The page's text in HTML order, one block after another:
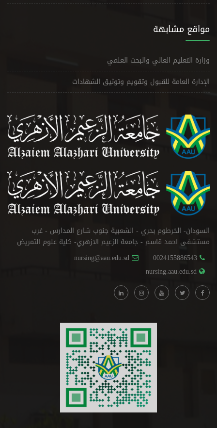
مواقع مشابهة
وزارة التعليم العالي والبحث العلمي
الإدارة العامة للقبول وتقويم وتوثيق الشهادات
السودان- الخرطوم بحري - الشعبية جنوب شارع المدارس - غرب
مستشفى احمد قاسم - جامعة الزعيم الازهري- كلية علوم التمريض
0024155886543
nursing@aau.edu.sd
nursing.aau.edu.sd